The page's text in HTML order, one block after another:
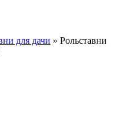
для дачи » Рольставни